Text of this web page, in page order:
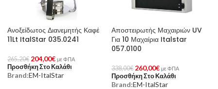
Ανοξείδωτος Διανεμητής Καφέ
11Lt ItalStar 035.0241
265,20€ 204,00€ με ΦΠΑ
Προσθήκη Στο Καλάθι
Brand:EM-ItalStar
Αποστειρωτής Μαχαιριών UV
Για 10 Μαχαίρια Italstar
057.0100
338,00€ 260,00€ με ΦΠΑ
Προσθήκη Στο Καλάθι
Brand:EM-ItalStar